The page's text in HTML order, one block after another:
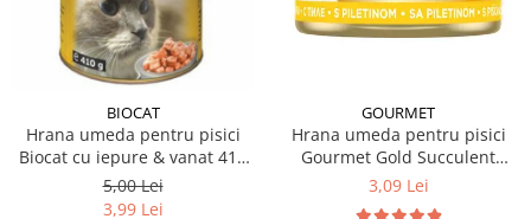
BIOCAT
Hrana umeda pentru pisici
Biocat cu iepure & vanat 410
gr
5,00 Lei
3,99 Lei
GOURMET
Hrana umeda pentru pisici
Gourmet Gold Succulent
Delights cu pui 85 gr
3,09 Lei